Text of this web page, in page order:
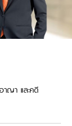
ญา และคดี